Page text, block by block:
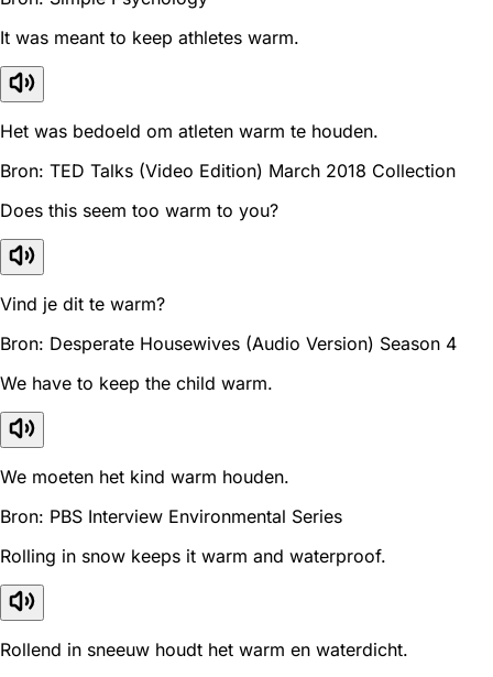
It was meant to keep athletes warm.
Het was bedoeld om atleten warm te houden.
Bron: TED Talks (Video Edition) March 2018 Collection
Does this seem too warm to you?
Vind je dit te warm?
Bron: Desperate Housewives (Audio Version) Season 4
We have to keep the child warm.
We moeten het kind warm houden.
Bron: PBS Interview Environmental Series
Rolling in snow keeps it warm and waterproof.
Rollend in sneeuw houdt het warm en waterdicht.